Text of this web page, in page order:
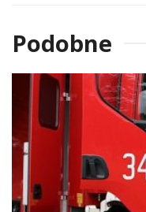
Podobne